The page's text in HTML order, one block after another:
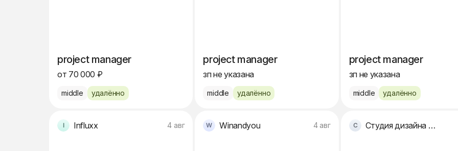
project manager
от 70 000 ₽
middle удалённо
project manager
зп не указана
middle удалённо
project manager
зп не указана
middle удалённо
Influxx 4 авг Winandyou 4 авг Студия дизайна интерьеров